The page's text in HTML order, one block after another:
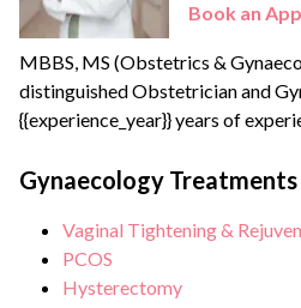
Book an
MBBS, MS (Obstetrics &
distinguished Obstetrician and
{{experience_year}} years of
surgeries. A Gold Medalist from
healthcare across all life stages.
managed complex cases, led
teams and...
Gynaecology
Vaginal Tightening &
PCOS
Hysterectomy